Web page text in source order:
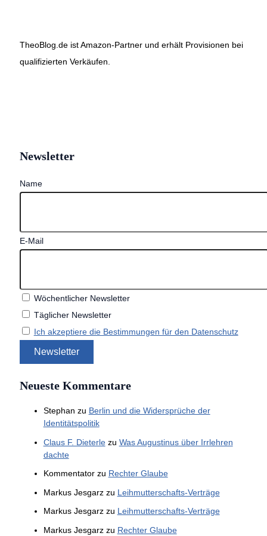
TheoBlog.de ist Amazon-Partner und erhält Provisionen bei
qualifizierten Verkäufen.
Newsletter
Name
E-Mail
Wöchentlicher Newsletter
Täglicher Newsletter
Ich akzeptiere die Bestimmungen für den Datenschutz
Neueste Kommentare
Stephan zu Berlin und die Widersprüche der
Identitätspolitik
Claus F. Dieterlezu Was Augustinus über Irrlehren
dachte
Kommentatorzu Rechter Glaube
Markus Jesgarzzu Leihmutterschafts-Verträge
Markus Jesgarzzu Leihmutterschafts-Verträge
Markus Jesgarzzu Rechter Glaube